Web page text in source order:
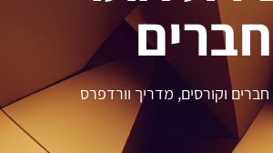
חברים
וקורסים, מדריך וורדפרס